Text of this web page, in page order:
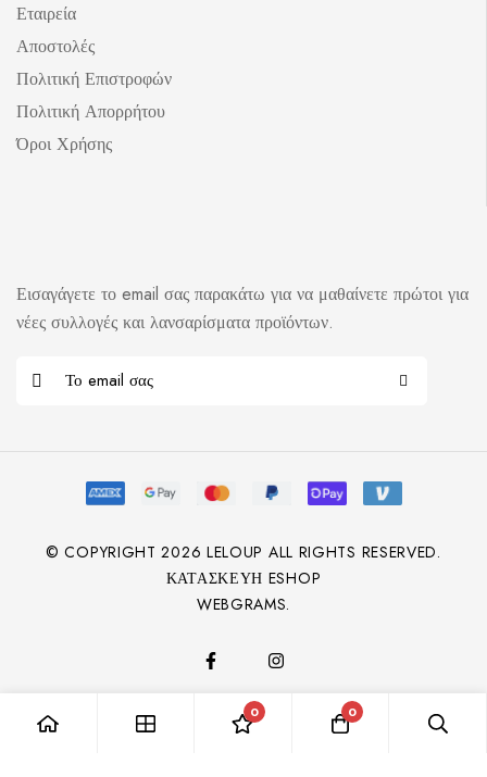
Εταιρεία
Αποστολές
Πολιτική Επιστροφών
Πολιτική Απορρήτου
Όροι Χρήσης
Εισαγάγετε το email σας παρακάτω για να μαθαίνετε πρώτοι για
νέες συλλογές και λανσαρίσματα προϊόντων.
© COPYRIGHT2026 LELOUP ALL RIGHTS RESERVED.
ΚΑΤΑΣΚΕΥΉ ESHOP
WEBGRAMS.
0 0